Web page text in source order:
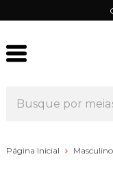
Página Inicial Masculino